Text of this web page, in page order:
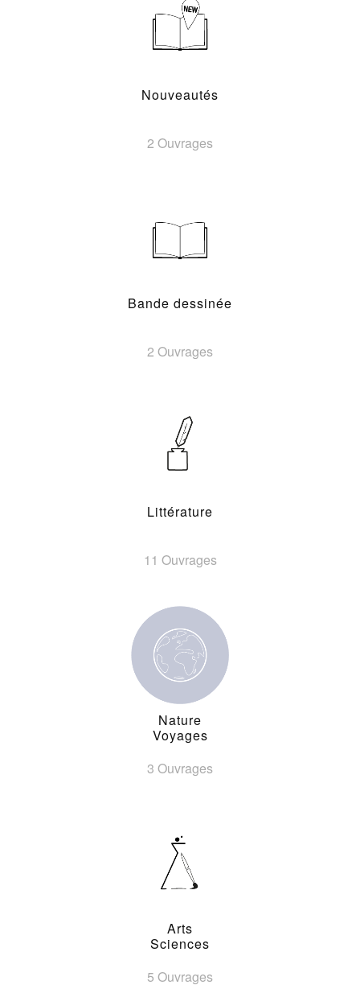
Nouveautés
2 Ouvrages
Bande dessinée
2 Ouvrages
Littérature
11 Ouvrages
Nature
Voyages
3 Ouvrages
Arts
Sciences
5 Ouvrages